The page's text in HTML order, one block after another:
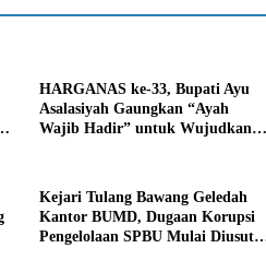
HARGANAS ke-33, Bupati Ayu
Asalasiyah Gaungkan “Ayah
Wajib Hadir” untuk Wujudkan
Kejari Tulang Bawang Geledah
Kantor BUMD, Dugaan Korupsi
Pengelolaan SPBU Mulai Diusut